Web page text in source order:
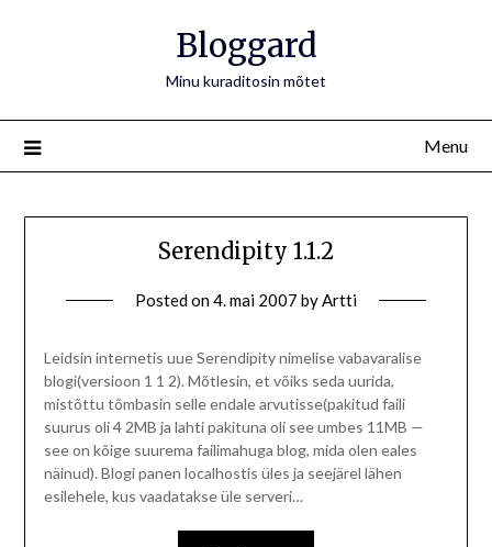
Bloggard
Minu kuraditosin mõtet
Menu
Serendipity 1.1.2
Posted on4. mai 2007 byArtti
Leidsin internetis uue Serendipity nimelise vabavaralise
blogi(versioon 1 1 2). Mõtlesin, et võiks seda uurida,
mistõttu tõmbasin selle endale arvutisse(pakitud faili
suurus oli 4 2MB ja lahti pakituna oli see umbes 11MB —
see on kõige suurema failimahuga blog, mida olen eales
näinud). Blogi panen localhostis üles ja seejärel lähen
esilehele, kus vaadatakse üle serveri…